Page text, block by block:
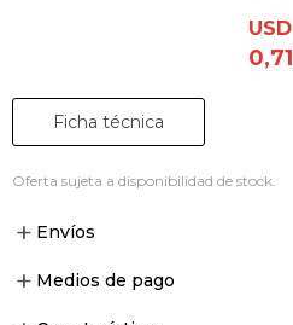
USD
0,71
Ficha técnica
Oferta sujeta a disponibilidad de stock.
Envíos
Medios de pago